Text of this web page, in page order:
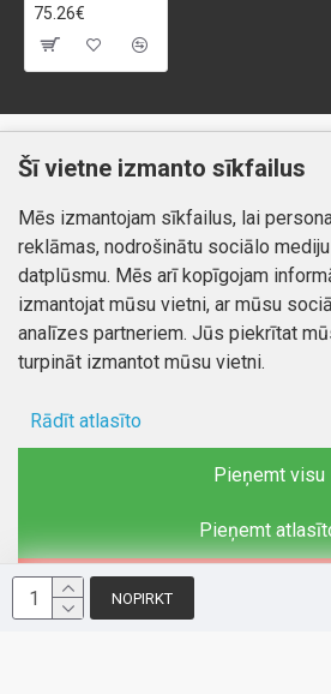
NOPIRKT
75.26€
Klientiem
Kontakti
Preču atgriešana
Mans profils
Mans profils
Pasūtījumi
Autortiesības © 2026,
Šī vietne izmanto sīkfailus
Mēs izmantojam sīkfailus, lai
reklāmas, nodrošinātu sociālo
datplūsmu. Mēs arī kopīgojam
izmantojat mūsu vietni, ar mūsu
analīzes partneriem. Jūs piekrītat
turpināt izmantot mūsu vietni.
Rādīt atlasīto
Reklāmas personalizēšana
Pieņemt visu
Pieņemt